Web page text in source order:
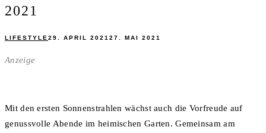
2021
LIFESTYLE 29. APRIL 2021 27. MAI 2021
Anzeige
Mit den ersten Sonnenstrahlen wächst auch die Vorfreude auf
genussvolle Abende im heimischen Garten. Gemeinsam am